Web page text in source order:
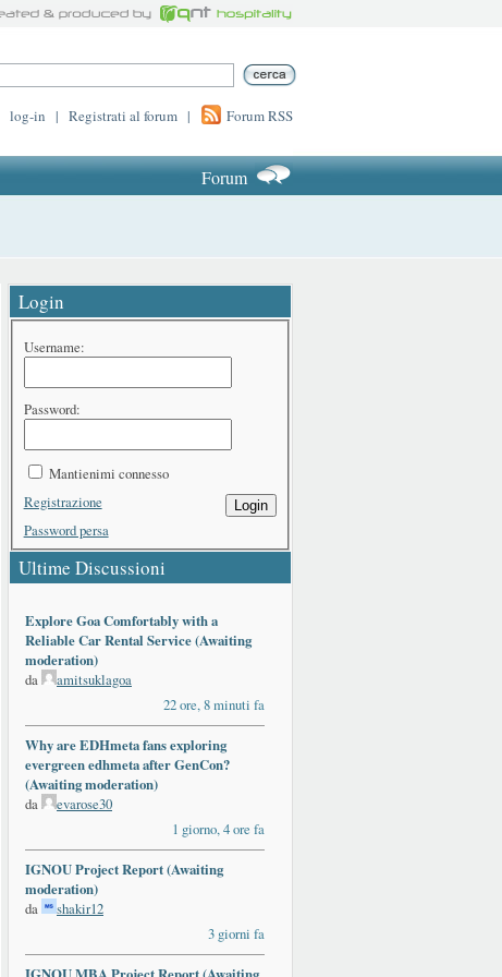
log-in | Registrati al forum | Forum RSS
Forum
Login
Username:
Password:
Mantienimi connesso
Login
Registrazione
Password persa
Ultime Discussioni
Explore Goa Comfortably with a
Reliable Car Rental Service (Awaiting
moderation)
da
amitsuklagoa
22 ore, 8 minuti fa
Why are EDHmeta fans exploring
evergreen edhmeta after GenCon?
(Awaiting moderation)
da
evarose30
1 giorno, 4 ore fa
IGNOU Project Report (Awaiting
moderation)
da
shakir12
3 giorni fa